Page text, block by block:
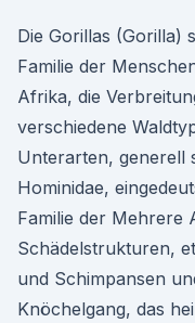
Die Gorillas (Gorilla)
Familie der
Afrika, die
verschiedene
Unterarten, generell
Hominidae,
Familie der Mehrere
Schädelstrukturen,
und Schimpansen
Knöchelgang, das